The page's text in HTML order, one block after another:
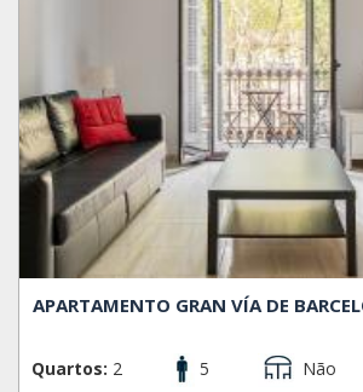
APARTAMENTO GRAN VÍA DE
Quartos: 2 5 Não